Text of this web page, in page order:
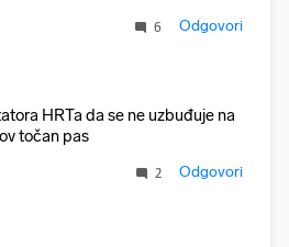
6 Odgovori
HRTa da se ne uzbuđuje na
točan pas
2 Odgovori